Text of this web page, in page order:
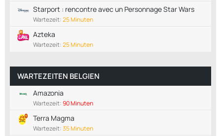
Starport : rencontre avec un Personnage Star Wars
Wartezeit:25 Minuten
Azteka
Wartezeit:25 Minuten
WARTEZEITEN BELGIEN
Amazonia
Wartezeit:90 Minuten
Terra Magma
Wartezeit:35 Minuten